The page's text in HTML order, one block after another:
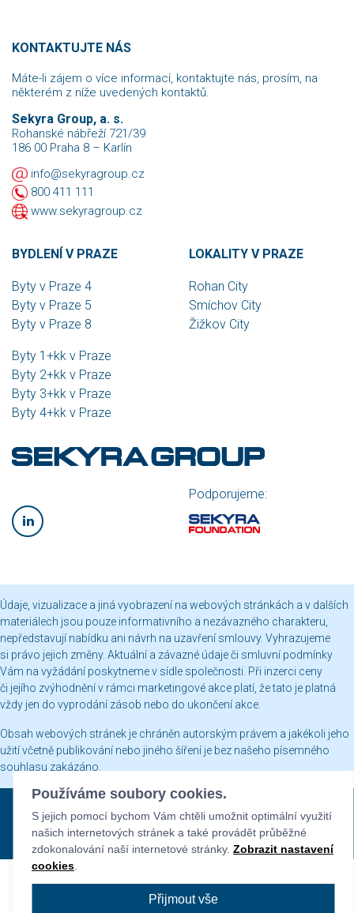
KONTAKTUJTE NÁS
Máte-li zájem o více informací, kontaktujte nás, prosím, na
některém z níže uvedených kontaktů.
Sekyra Group, a. s.
Rohanské nábřeží 721/39
186 00 Praha 8 – Karlín
info@sekyragroup.cz
800 411 111
www.sekyragroup.cz
LOKALITY V PRAZE
Rohan City
Smíchov City
Žižkov City
BYDLENÍ V PRAZE
Byty v Praze 4
Byty v Praze 5
Byty v Praze 8
Byty 1+kk v Praze
Byty 2+kk v Praze
Byty 3+kk v Praze
Byty 4+kk v Praze
Podporujeme:
Údaje, vizualizace a jiná vyobrazení na webových stránkách a v dalších
materiálech jsou pouze informativního a nezávazného charakteru,
nepředstavují nabídku ani návrh na uzavření smlouvy. Vyhrazujeme
si právo jejich změny. Aktuální a závazné údaje či smluvní podmínky
Vám na vyžádání poskytneme v sídle společnosti. Při inzerci ceny
či jejího zvýhodnění v rámci marketingové akce platí, že tato je platná
vždy jen do vyprodání zásob nebo do ukončení akce.
Obsah webových stránek je chráněn autorským právem a jakékoli jeho
užití včetně publikování nebo jiného šíření je bez našeho písemného
souhlasu zakázáno.
Všechna práva vyhrazena. Provozovatel Sekyra Group
Používáme soubory cookies.
S jejich pomocí bychom Vám chtěli umožnit optimální využití
našich internetových stránek a také provádět průběžné
zdokonalování naší internetové stránky. Zobrazit nastavení
cookies.
Přijmout vše